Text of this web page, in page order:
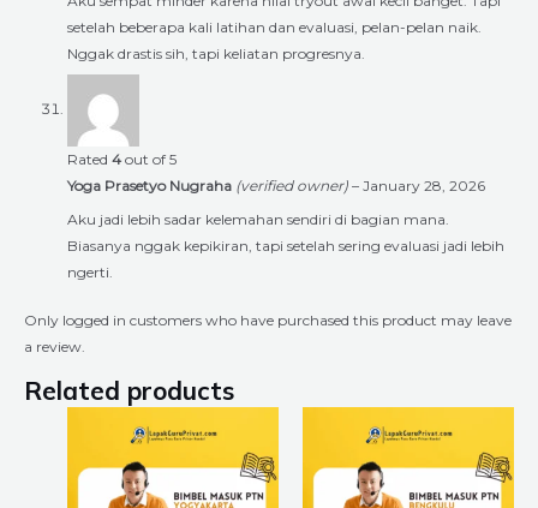
setelah beberapa kali latihan dan evaluasi, pelan-pelan naik.
Nggak drastis sih, tapi keliatan progresnya.
Rated 4 out of 5
Yoga Prasetyo Nugraha (verified owner) – January 28, 2026
Aku jadi lebih sadar kelemahan sendiri di bagian mana.
Biasanya nggak kepikiran, tapi setelah sering evaluasi jadi lebih
ngerti.
Only logged in customers who have purchased this product may leave
a review.
Related products
through
Rp18.240.000
has
multiple
through
has
multiple